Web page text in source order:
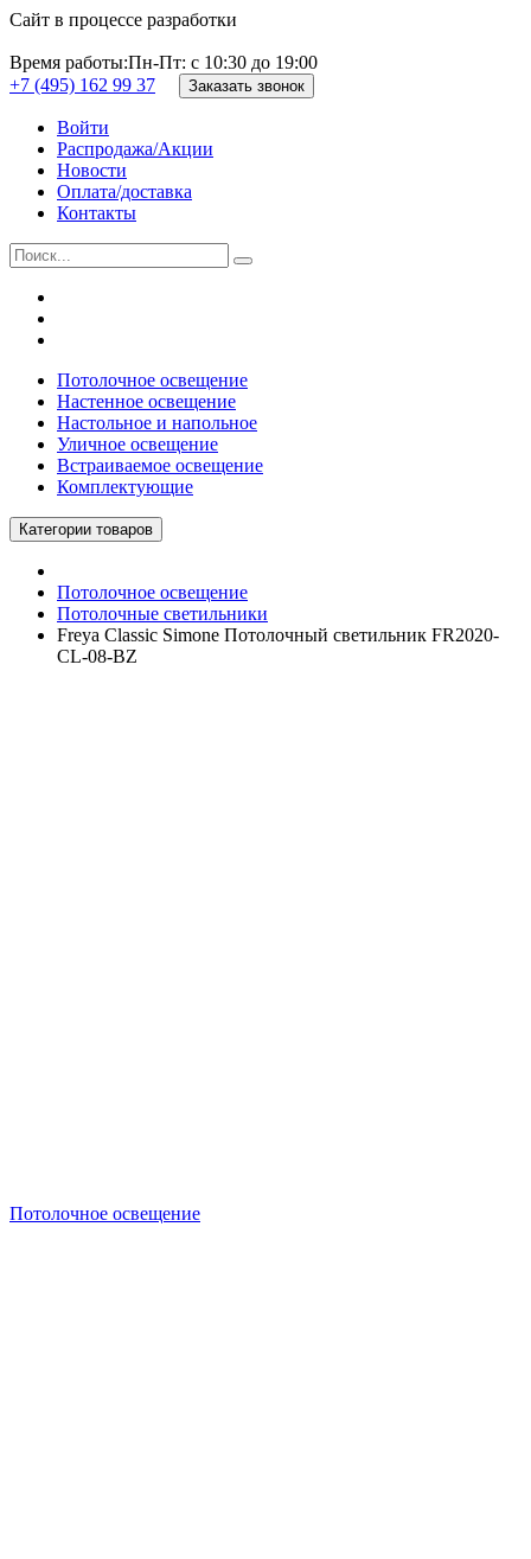
Сайт в процессе разработки
Время работы:Пн-Пт: с 10:30 до 19:00
+7 (495) 162 99 37
Заказать звонок
Войти
Распродажа/Акции
Новости
Оплата/доставка
Контакты
Потолочное освещение
Настенное освещение
Настольное и напольное
Уличное освещение
Встраиваемое освещение
Комплектующие
Категории товаров
Потолочное освещение
Потолочные светильники
Freya Classic Simone Потолочный светильник FR2020-
CL-08-BZ
Потолочное освещение